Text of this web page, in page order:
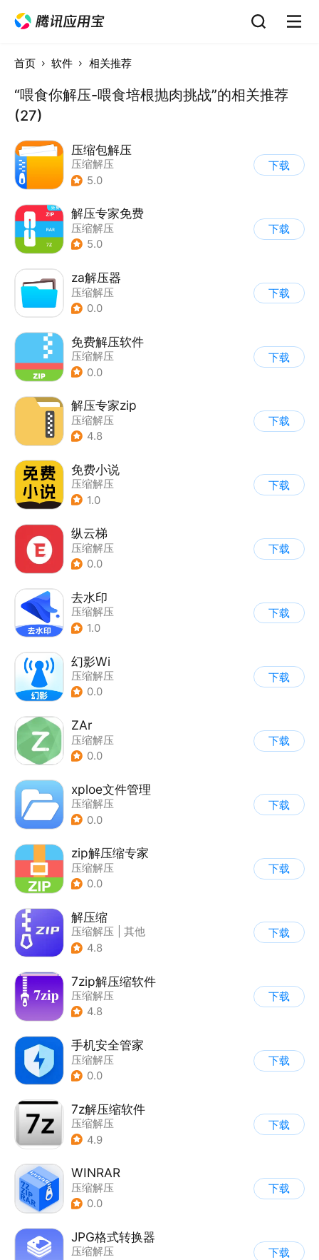
首页 软件 相关推荐
“喂食你解压-喂食培根抛肉挑战”的相关推荐
(27)
压缩包解压
压缩解压
5.0
下载
解压专家免费
压缩解压
5.0
下载
za解压器
压缩解压
0.0
下载
免费解压软件
压缩解压
0.0
下载
解压专家zip
压缩解压
4.8
下载
免费小说
压缩解压
1.0
下载
纵云梯
压缩解压
0.0
下载
去水印
压缩解压
1.0
下载
幻影Wi
压缩解压
0.0
下载
ZAr
压缩解压
0.0
下载
xploe文件管理
压缩解压
0.0
下载
zip解压缩专家
压缩解压
0.0
下载
解压缩
压缩解压
其他
4.8
下载
7zip解压缩软件
压缩解压
4.8
下载
手机安全管家
压缩解压
0.0
下载
7z解压缩软件
压缩解压
4.9
下载
WINRAR
压缩解压
0.0
下载
JPG格式转换器
压缩解压
下载